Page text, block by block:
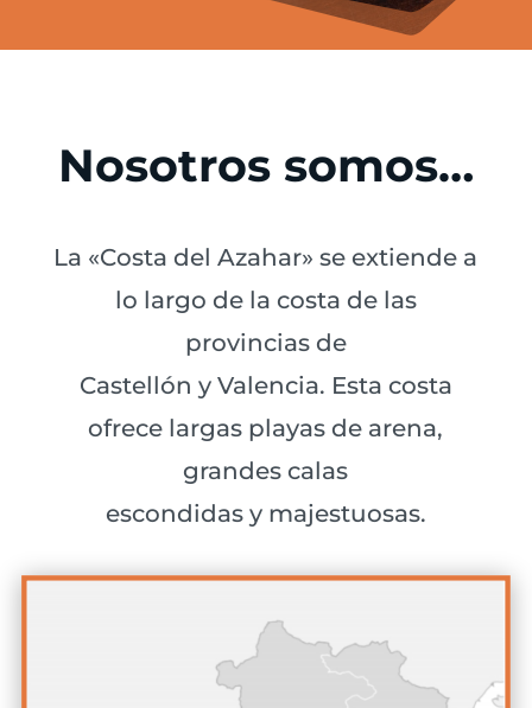
Nosotros somos…
La «Costa del Azahar» se extiende a
lo largo de la costa de las
provincias de
Castellón y Valencia. Esta costa
ofrece largas playas de arena,
grandes calas
escondidas y majestuosas.